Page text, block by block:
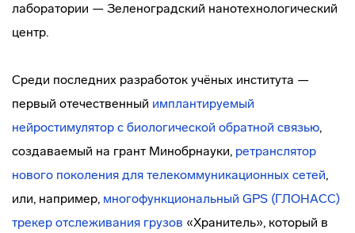
лаборатории — Зеленоградский нанотехнологический
центр.
Среди последних разработок учёных института —
первый отечественный имплантируемый
нейростимулятор с биологической обратной связью,
создаваемый на грант Минобрнауки, ретранслятор
нового поколения для телекоммуникационных сетей,
или, например, многофункциональный GPS (ГЛОНАСС)
трекер отслеживания грузов «Хранитель», который в